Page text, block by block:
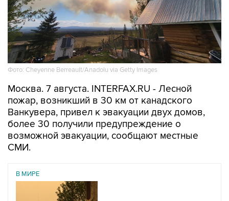
Фото: Cheyenne Berreault/Anadolu via Getty Images
Москва. 7 августа. INTERFAX.RU - Лесной
пожар, возникший в 30 км от канадского
Ванкувера, привел к эвакуации двух домов,
более 30 получили предупреждение о
возможной эвакуации, сообщают местные
СМИ.
В МИРЕ